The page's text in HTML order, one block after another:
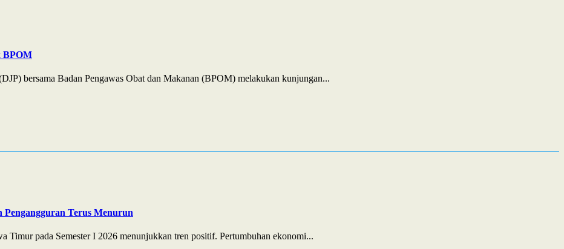
BPOM
bersama Badan Pengawas Obat dan Makanan (BPOM) melakukan kunjungan...
Pengangguran Terus Menurun
Timur pada Semester I 2026 menunjukkan tren positif. Pertumbuhan ekonomi...